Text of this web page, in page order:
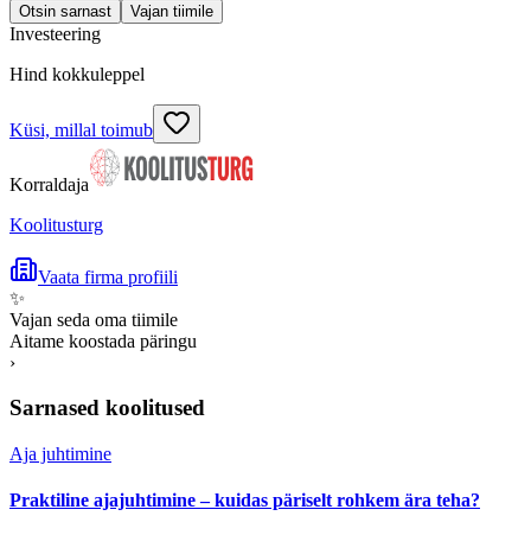
Otsin sarnast Vajan tiimile
Investeering
Hind kokkuleppel
Küsi, millal toimub
Korraldaja
Koolitusturg
Vaata firma profiili
✨
Vajan seda oma tiimile
Aitame koostada päringu
›
Sarnased koolitused
Aja juhtimine
Praktiline ajajuhtimine – kuidas päriselt rohkem ära teha?